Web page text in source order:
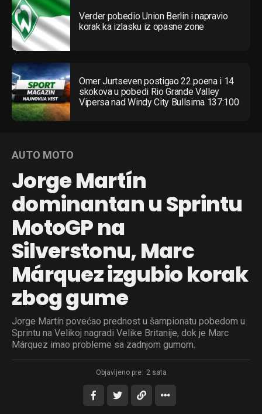
Verder pobedio Union Berlin i napravio
korak ka izlasku iz opasne zone
Omer Jurtseven postigao 22 poena i 14
skokova u pobedi Rio Grande Valley
Vipersa nad Windy City Bullsima 137:100
AUTO MOTO
Jorge Martín
dominantan u Sprintu
MotoGP na
Silverstonu, Marc
Márquez izgubio korak
zbog gume
Jorge Martín povećao prednost u šampionatu pobedom u
Sprintu na Velikoj nagradi Velike Britanije, dok je Marc
Márquez imao probleme sa zadnjom gumom.
Objavljeno pre: 2 sata